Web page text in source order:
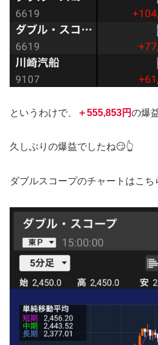
というわけで、 ＋555,853円の爆
久しぶりの爆益でしたね😏👆
ダブルスコープのチャートはこち